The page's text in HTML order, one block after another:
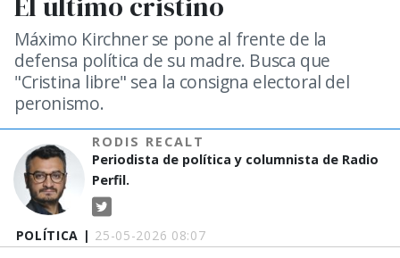
POLÍTICA | 25-05-2026 08:07
Máximo Kirchner se pone al frente de la
defensa política de su madre. Busca que
"Cristina libre" sea la consigna electoral del
peronismo.
RODIS RECALT
Periodista de política y columnista de Radio
Perfil.